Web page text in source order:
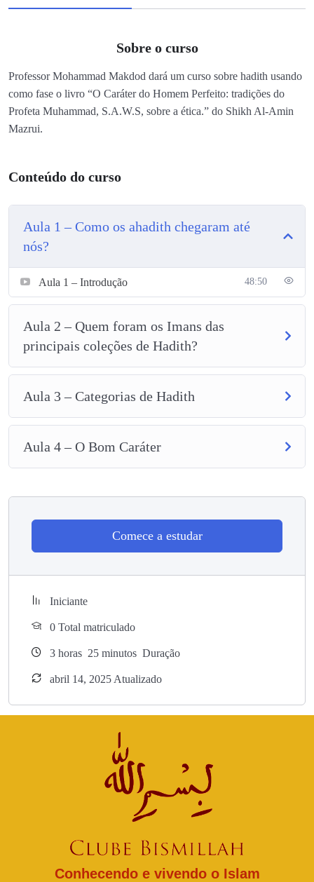
Sobre o curso
Professor Mohammad Makdod dará um curso sobre hadith usando
como fase o livro “O Caráter do Homem Perfeito: tradições do
Profeta Muhammad, S.A.W.S, sobre a ética.” do Shikh Al-Amin
Mazrui.
Conteúdo do curso
Aula 1 – Como os ahadith chegaram até
nós?
Aula 1 – Introdução 48:50
Aula 2 – Quem foram os Imans das
principais coleções de Hadith?
Aula 3 – Categorias de Hadith
Aula 4 – O Bom Caráter
Comece a estudar
Iniciante
0 Total matriculado
3 horas 25 minutos Duração
abril 14, 2025 Atualizado
Conhecendo e vivendo o Islam